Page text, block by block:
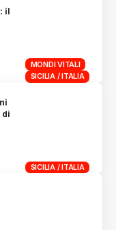
MONDI VITALI
SICILIA / ITALIA
il
SICILIA / ITALIA
di